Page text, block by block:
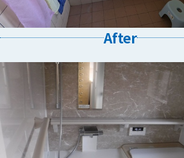
After